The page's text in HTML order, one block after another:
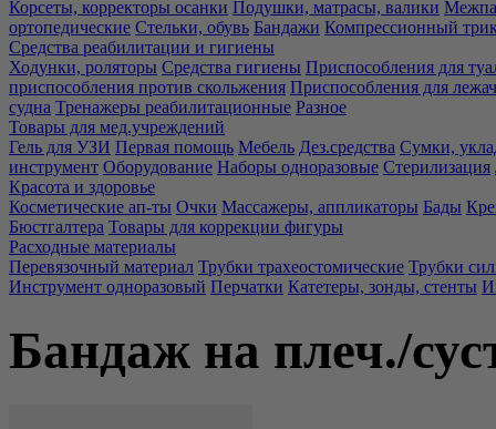
Корсеты, корректоры осанки Подушки, матрасы, валики
ортопедические Стельки, обувь Бандажи Компрессионный
Средства реабилитации и гигиены
Ходунки, роляторы Средства гигиены Приспособления для
приспособления против скольжения Приспособления для
судна Тренажеры реабилитационные Разное
Товары для мед.учреждений
Гель для УЗИ Первая помощь Мебель Дез.средства Сумки,
инструмент Оборудование Наборы одноразовые Стерилизация
Красота и здоровье
Косметические ап-ты Очки Массажеры, аппликаторы Бады
Бюстгалтера Товары для коррекции фигуры
Расходные материалы
Перевязочный материал Трубки трахеостомические Трубки
Инструмент одноразовый Перчатки Катетеры, зонды, стенты
Бандаж на плеч./